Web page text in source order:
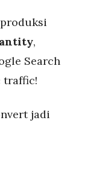
,
Search
traffic!
jadi